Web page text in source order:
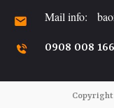
Mail info:
0908 008 166